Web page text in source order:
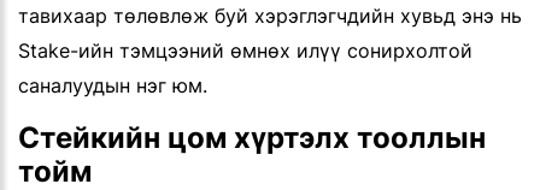
тавихаар төлөвлөж буй хэрэглэгчдийн хувьд энэ нь
Stake-ийн тэмцээний өмнөх илүү сонирхолтой
саналуудын нэг юм.
Стейкийн цом хүртэлх тооллын
тойм